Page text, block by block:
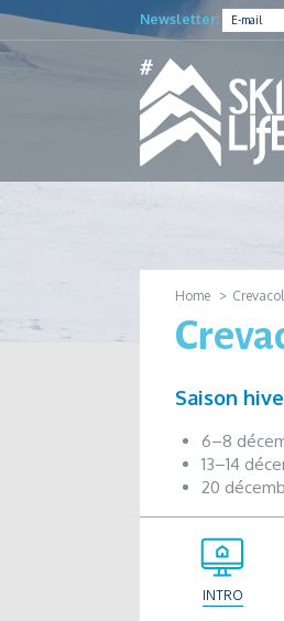
Newsletter:
Home Crevacol
Saison
6–8
13–14
20
INTRO